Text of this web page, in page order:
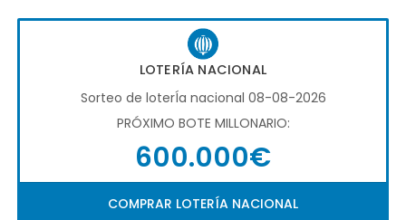
LOTERÍA NACIONAL
Sorteo de loterÍa nacional 08-08-2026
PRÓXIMO BOTE MILLONARIO:
600.000€
COMPRAR LOTERÍA NACIONAL